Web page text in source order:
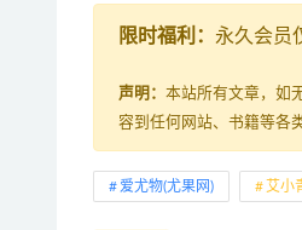
限时福利： 永久会员
声明： 本站所有文章，如
容到任何网站、书籍等各
爱尤物(尤果网) 艾小